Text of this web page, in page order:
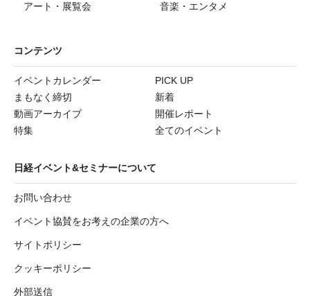
アート・展覧会
音楽・エンタメ
コンテンツ
イベントカレンダー
PICK UP
まもなく締切
新着
動画アーカイブ
開催レポート
特集
全てのイベント
日経イベント&セミナーについて
お問い合わせ
イベント協賛をお考えの企業の方へ
サイトポリシー
クッキーポリシー
外部送信